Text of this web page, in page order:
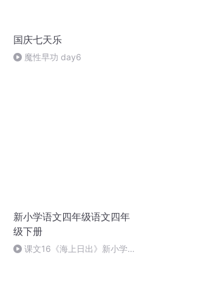
国庆七天乐
魔性早功 day6
新小学语文四年级语文四年
级下册
课文16《海上日出》新小学